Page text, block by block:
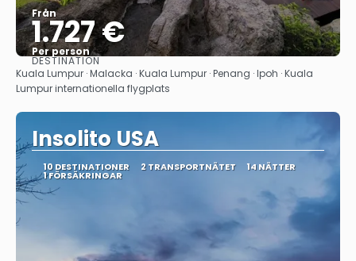
Från
1.727 €
Per person
Se
DESTINATION
Kuala Lumpur · Malacka · Kuala Lumpur · Penang · Ipoh · Kuala
Lumpur internationella flygplats
Insolito USA
10 DESTINATIONER 2 TRANSPORTNÄTET 14 NÄTTER
1 FÖRSÄKRINGAR